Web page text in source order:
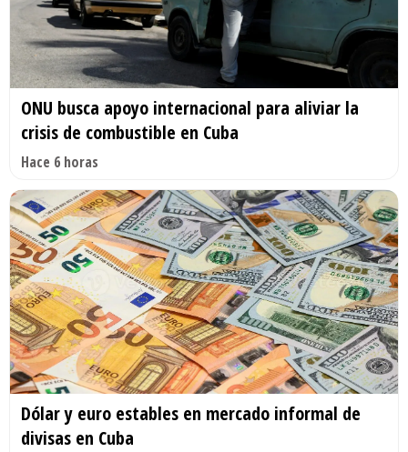
ONU busca apoyo internacional para aliviar la
crisis de combustible en Cuba
Hace 6 horas
Dólar y euro estables en mercado informal de
divisas en Cuba